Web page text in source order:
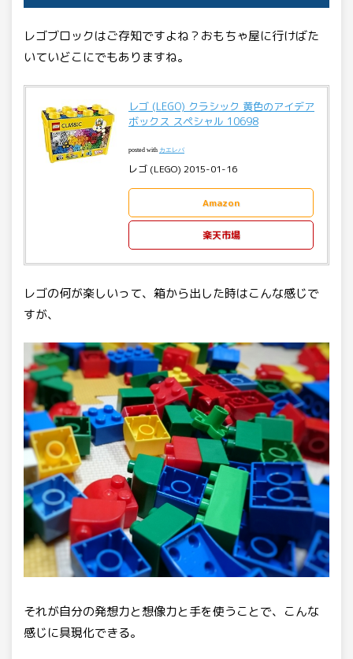
レゴブロックはご存知ですよね？おもちゃ屋に行けばた
いていどこにでもありますね。
レゴ (LEGO) クラシック 黄色のアイデア
ボックス スペシャル 10698
posted with カエレバ
レゴ (LEGO) 2015-01-16
Amazon
楽天市場
レゴの何が楽しいって、箱から出した時はこんな感じで
すが、
それが自分の発想力と想像力と手を使うことで、こんな
感じに具現化できる。